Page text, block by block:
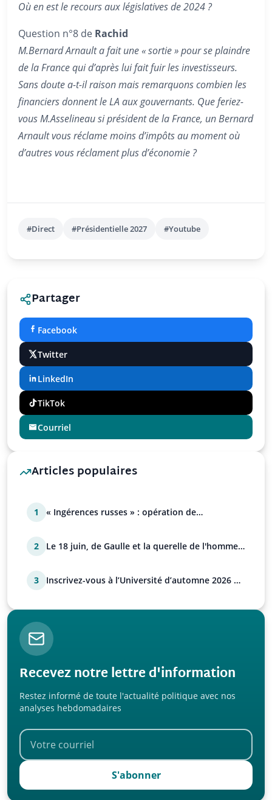
Où en est le recours aux législatives de 2024 ?
Question n°8 de Rachid
M.Bernard Arnault a fait une « sortie » pour se plaindre
de la France qui d’après lui fait fuir les investisseurs.
Sans doute a-t-il raison mais remarquons combien les
financiers donnent le LA aux gouvernants. Que feriez-
vous M.Asselineau si président de la France, un Bernard
Arnault vous réclame moins d’impôts au moment où
d’autres vous réclament plus d’économie ?
#Direct #Présidentielle 2027 #Youtube
Partager
Facebook
Twitter
LinkedIn
TikTok
Courriel
Articles populaires
1
« Ingérences russes » : opération de
2
Le 18 juin, de Gaulle et la querelle de l'homme
3
Inscrivez-vous à l’Université d’automne 2026 de
Recevez notre lettre d'information
Restez informé de toute l'actualité politique avec nos
analyses hebdomadaires
S'abonner